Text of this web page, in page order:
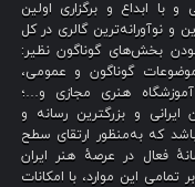
با ابداع و برگزاری اولین
و نوآورانه‌ترین گالری در کل
بخش‌های گوناگون نظیر:
گوناگون و عمومی،
آموزشگاه هنری مجازی و…؛
ایرانی و بزرگترین رسانه و
که به‌منظور ارتقای سطح
فعال در عرصهٔ هنر ایران
این موارد، با امکانات